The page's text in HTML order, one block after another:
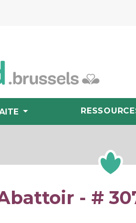
- #